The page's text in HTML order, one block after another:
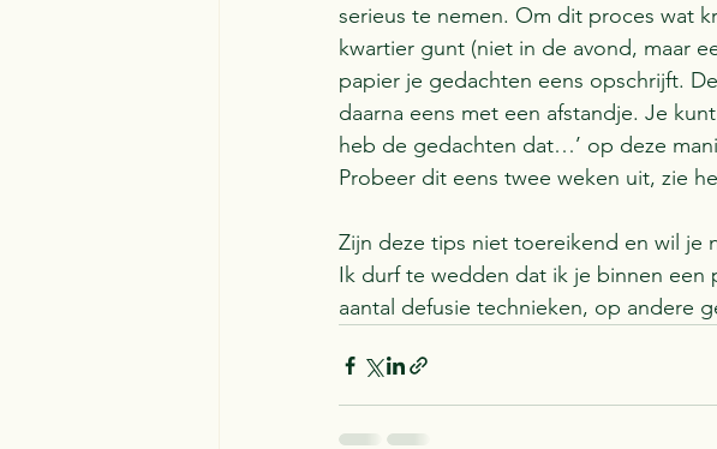
serieus te nemen. Om dit proces wat
kwartier gunt (niet in de avond, maar
papier je gedachten eens opschrijft.
daarna eens met een afstandje. Je
heb de gedachten dat…’ op deze
Probeer dit eens twee weken uit, zie
Zijn deze tips niet toereikend en wil je
Ik durf te wedden dat ik je binnen een
aantal defusie technieken, op andere